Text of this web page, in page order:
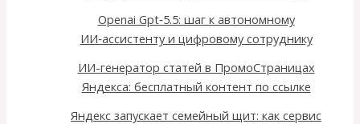
Openai Gpt‑5.5: шаг к автономному
ИИ‑ассистенту и цифровому сотруднику
ИИ-генератор статей в ПромоСтраницах
Яндекса: бесплатный контент по ссылке
Яндекс запускает семейный щит: как сервис